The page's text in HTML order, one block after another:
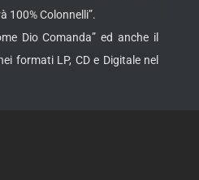
100% Colonnelli”.
Dio Comanda” ed anche il
formati LP, CD e Digitale nel